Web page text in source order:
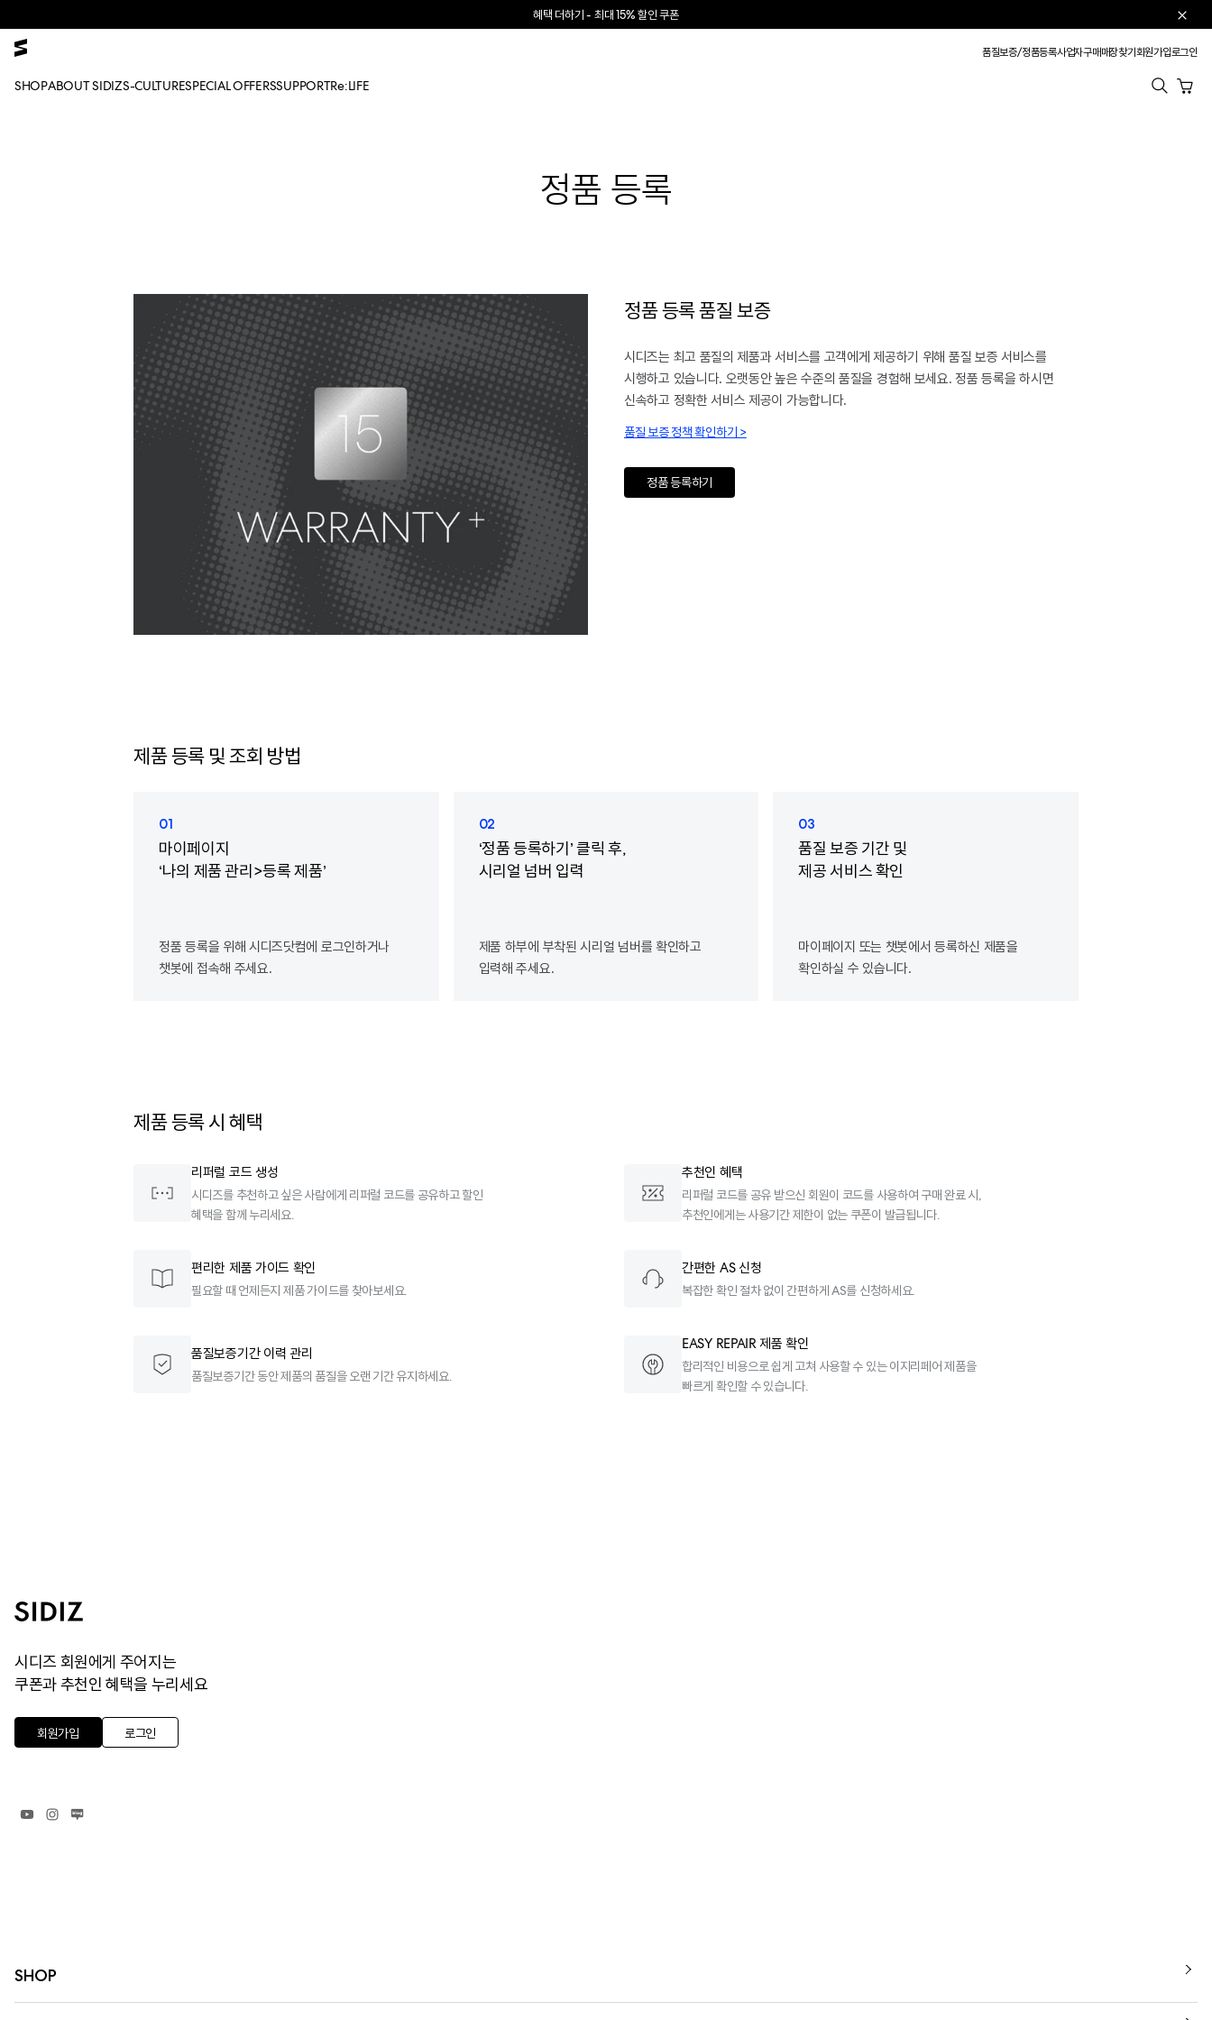
혜택 더하기 - 최대 15% 할인 쿠폰
품질보증/정품등록사업자구매매장찾기회원가입로그인
SHOPABOUT SIDIZS-CULTURESPECIAL OFFERSSUPPORTRe:LIFE 카트
정품 등록
정품 등록 품질 보증
시디즈는 최고 품질의 제품과 서비스를 고객에게 제공하기 위해 품질 보증 서비스를
시행하고 있습니다. 오랫동안 높은 수준의 품질을 경험해 보세요. 정품 등록을 하시면
신속하고 정확한 서비스 제공이 가능합니다.
품질 보증 정책 확인하기 >
정품 등록하기
제품 등록 및 조회 방법
01
마이페이지
‘나의 제품 관리>등록 제품’
정품 등록을 위해 시디즈닷컴에 로그인하거나
챗봇에 접속해 주세요.
02
‘정품 등록하기’ 클릭 후,
시리얼 넘버 입력
제품 하부에 부착된 시리얼 넘버를 확인하고
입력해 주세요.
03
품질 보증 기간 및
제공 서비스 확인
마이페이지 또는 챗봇에서 등록하신 제품을
확인하실 수 있습니다.
제품 등록 시 혜택
리퍼럴 코드 생성
시디즈를 추천하고 싶은 사람에게 리퍼럴 코드를 공유하고 할인
혜택을 함께 누리세요.
추천인 혜택
리퍼럴 코드를 공유 받으신 회원이 코드를 사용하여 구매 완료 시,
추천인에게는 사용기간 제한이 없는 쿠폰이 발급됩니다.
편리한 제품 가이드 확인
필요할 때 언제든지 제품 가이드를 찾아보세요.
간편한 AS 신청
복잡한 확인 절차 없이 간편하게 AS를 신청하세요.
품질보증기간 이력 관리
품질보증기간 동안 제품의 품질을 오랜 기간 유지하세요.
EASY REPAIR 제품 확인
합리적인 비용으로 쉽게 고쳐 사용할 수 있는 이지리페어 제품을
빠르게 확인할 수 있습니다.
시디즈 회원에게 주어지는
쿠폰과 추천인 혜택을 누리세요
회원가입 로그인
SHOP